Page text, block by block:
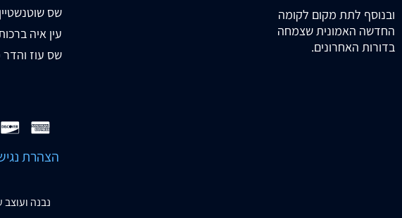
ובנוסף לתת מקום לקומה
החדשה האמונית שצמחה
בדורות האחרונים.
שס שוטנשטיין
עין איה
שס עוז והדר
הצהרת
נבנה ועוצב